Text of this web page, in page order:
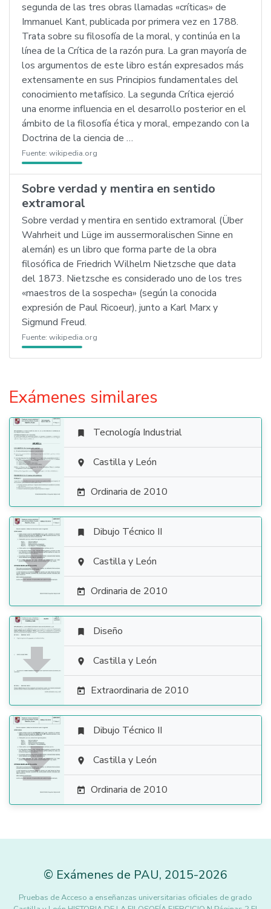
segunda de las tres obras llamadas «críticas» de
Immanuel Kant, publicada por primera vez en 1788.
Trata sobre su filosofía de la moral, y continúa en la
línea de la Crítica de la razón pura. La gran mayoría de
los argumentos de este libro están expresados más
extensamente en sus Principios fundamentales del
conocimiento metafísico. La segunda Crítica ejerció
una enorme influencia en el desarrollo posterior en el
ámbito de la filosofía ética y moral, empezando con la
Doctrina de la ciencia de …
Fuente: wikipedia.org
Sobre verdad y mentira en sentido
extramoral
Sobre verdad y mentira en sentido extramoral (Über
Wahrheit und Lüge im aussermoralischen Sinne en
alemán) es un libro que forma parte de la obra
filosófica de Friedrich Wilhelm Nietzsche que data
del 1873. Nietzsche es considerado uno de los tres
«maestros de la sospecha» (según la conocida
expresión de Paul Ricoeur), junto a Karl Marx y
Sigmund Freud.
Fuente: wikipedia.org
Exámenes similares

 Tecnología Industrial
 Castilla y León
 Ordinaria de 2010

 Dibujo Técnico II
 Castilla y León
 Ordinaria de 2010

 Diseño
 Castilla y León
 Extraordinaria de 2010

 Dibujo Técnico II
 Castilla y León
 Ordinaria de 2010
© Exámenes de PAU, 2015-2026
Pruebas de Acceso a enseñanzas universitarias oficiales de grado